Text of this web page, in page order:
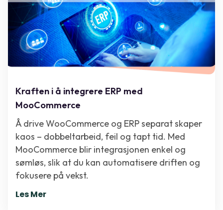
Kraften i å integrere ERP med
MooCommerce
Å drive WooCommerce og ERP separat skaper
kaos – dobbeltarbeid, feil og tapt tid. Med
MooCommerce blir integrasjonen enkel og
sømløs, slik at du kan automatisere driften og
fokusere på vekst.
Les Mer